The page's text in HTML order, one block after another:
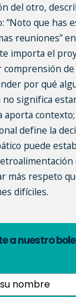
del otro,
“Noto que has
reuniones”
importa el
comprensión
por qué
no significa
aporta
define la
puede
más respeto
difíciles.
a nuestro